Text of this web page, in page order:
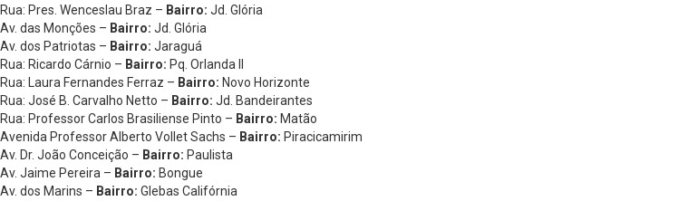
Rua: Pres. Wenceslau Braz – Bairro: Jd. Glória
Av. das Monções – Bairro: Jd. Glória
Av. dos Patriotas – Bairro: Jaraguá
Rua: Ricardo Cárnio – Bairro: Pq. Orlanda II
Rua: Laura Fernandes Ferraz – Bairro: Novo Horizonte
Rua: José B. Carvalho Netto – Bairro: Jd. Bandeirantes
Rua: Professor Carlos Brasiliense Pinto – Bairro: Matão
Avenida Professor Alberto Vollet Sachs – Bairro: Piracicamirim
Av. Dr. João Conceição – Bairro: Paulista
Av. Jaime Pereira – Bairro: Bongue
Av. dos Marins – Bairro: Glebas Califórnia